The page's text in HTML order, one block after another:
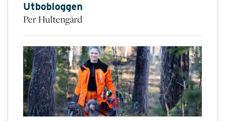
Utbobloggen
Per Hultengård